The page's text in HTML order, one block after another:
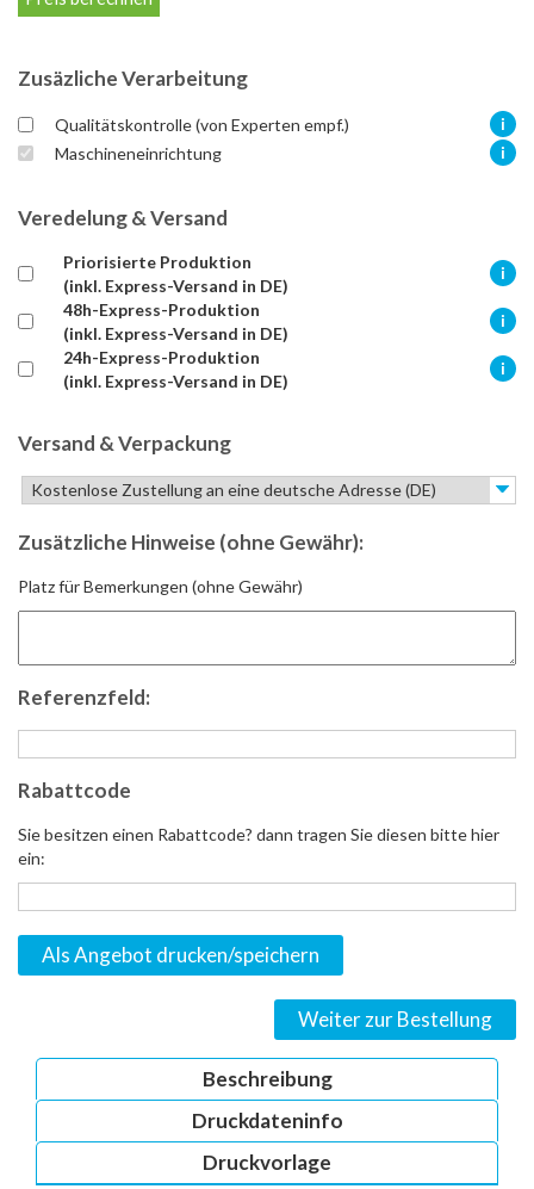
Zusäzliche Verarbeitung
Qualitätskontrolle (von Experten empf.)
Maschineneinrichtung
Veredelung & Versand
Priorisierte Produktion
(inkl. Express-Versand in DE)
48h-Express-Produktion
(inkl. Express-Versand in DE)
24h-Express-Produktion
(inkl. Express-Versand in DE)
Versand & Verpackung
Zusätzliche Hinweise (ohne Gewähr):
Platz für Bemerkungen (ohne Gewähr)
Referenzfeld:
Rabattcode
Sie besitzen einen Rabattcode? dann tragen Sie diesen bitte hier
ein:
Als Angebot drucken/speichern